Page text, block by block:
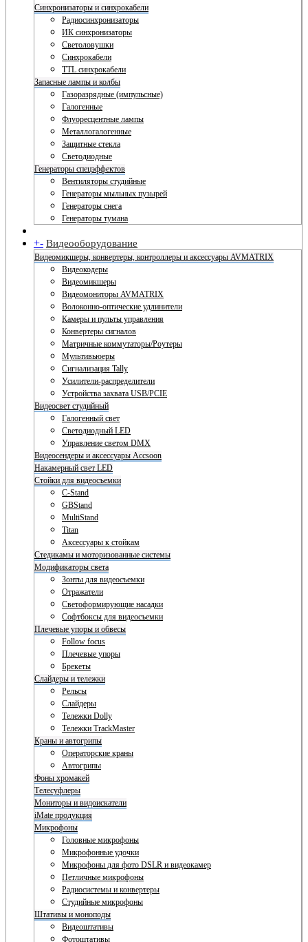
Синхронизаторы и синхрокабели
Радиосинхронизаторы
ИК синхронизаторы
Светоловушки
Синхрокабели
TTL синхрокабели
Запасные лампы и колбы
Газоразрядные (импульсные)
Галогенные
Флуоресцентные лампы
Металлогалогенные
Защитные стекла
Светодиодные
Генераторы спецэффектов
Вентиляторы студийные
Генераторы мыльных пузырей
Генераторы снега
Генераторы тумана
+- Видеооборудование
Видеомикшеры, конвертеры, контроллеры и аксессуары AVMATRIX
Видеокодеры
Видеомикшеры
Видеомониторы AVMATRIX
Волоконно-оптические удлинители
Камеры и пульты управления
Конвертеры сигналов
Матричные коммутаторы/Роутеры
Мультивьюеры
Сигнализация Tally
Усилители-распределители
Устройства захвата USB/PCIE
Видеосвет студийный
Галогенный свет
Светодиодный LED
Управление светом DMX
Видеосендеры и аксессуары Accsoon
Накамерный свет LED
Стойки для видеосъемки
C-Stand
GBStand
MultiStand
Titan
Аксессуары к стойкам
Стедикамы и моторизованные системы
Модификаторы света
Зонты для видеосъемки
Отражатели
Светоформирующие насадки
Софтбоксы для видеосъемки
Плечевые упоры и обвесы
Follow focus
Плечевые упоры
Брекеты
Слайдеры и тележки
Рельсы
Слайдеры
Тележки Dolly
Тележки TrackMaster
Краны и автогрипы
Операторские краны
Автогрипы
Фоны хромакей
Телесуфлеры
Мониторы и видоискатели
iMate продукция
Микрофоны
Головные микрофоны
Микрофонные удочки
Микрофоны для фото DSLR и видеокамер
Петличные микрофоны
Радиосистемы и конвертеры
Студийные микрофоны
Штативы и моноподы
Видеоштативы
Фотоштативы